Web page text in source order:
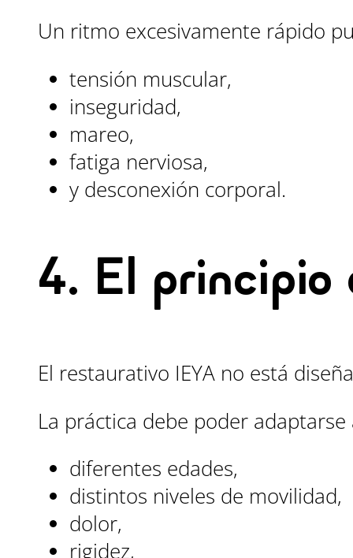
Un ritmo excesivamente rápido
tensión muscular,
inseguridad,
mareo,
fatiga nerviosa,
y desconexión corporal.
4. El principio
El restaurativo IEYA no está
La práctica debe poder adaptarse
diferentes edades,
distintos niveles de movilidad,
dolor,
rigidez,